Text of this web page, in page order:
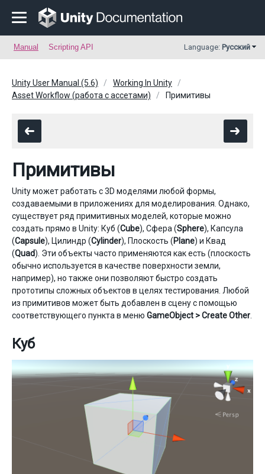
Manual Scripting API Language: Русский
Unity User Manual (5.6)
Working In Unity
Asset Workflow (работа с ассетами)
Примитивы
Примитивы
Unity может работать с 3D моделями любой формы,
создаваемыми в приложениях для моделирования. Однако,
существует ряд примитивных моделей, которые можно
создать прямо в Unity: Куб (Cube), Сфера (Sphere), Капсула
(Capsule), Цилиндр (Cylinder), Плоскость (Plane) и Квад
(Quad). Эти объекты часто применяются как есть (плоскость
обычно используется в качестве поверхности земли,
например), но также они позволяют быстро создать
прототипы сложных объектов в целях тестирования. Любой
из примитивов может быть добавлен в сцену с помощью
соответствующего пункта в меню GameObject > Create Other
Куб